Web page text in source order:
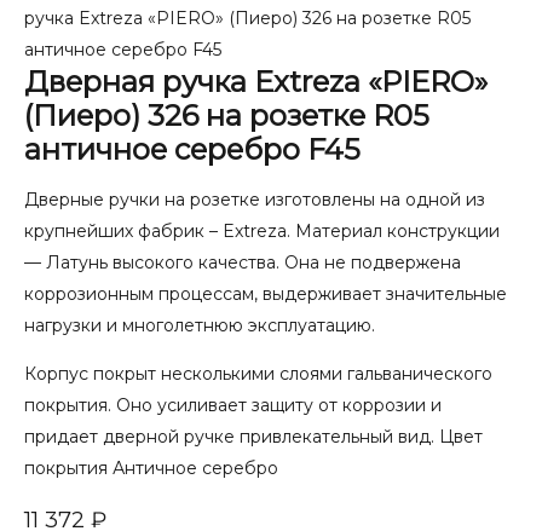
ручка Extreza «PIERO» (Пиеро) 326 на розетке R05
античное серебро F45
Дверная ручка Extreza «PIERO»
(Пиеро) 326 на розетке R05
античное серебро F45
Дверные ручки на розетке изготовлены на одной из
крупнейших фабрик – Extreza. Материал конструкции
— Латунь высокого качества. Она не подвержена
коррозионным процессам, выдерживает значительные
нагрузки и многолетнюю эксплуатацию.
Корпус покрыт несколькими слоями гальванического
покрытия. Оно усиливает защиту от коррозии и
придает дверной ручке привлекательный вид. Цвет
покрытия Античное серебро
11 372 ₽